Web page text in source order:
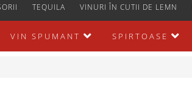
TEQUILA VINURI ÎN CUTII DE LEMN
VIN SPUMANT SPIRTOASE